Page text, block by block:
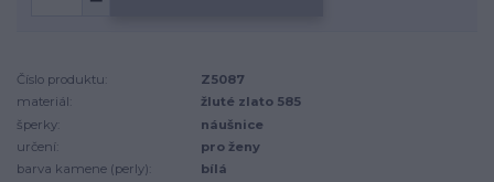
Číslo produktu:
Z5087
materiál:
žluté zlato 585
šperky:
náušnice
určení:
pro ženy
barva kamene (perly):
bílá